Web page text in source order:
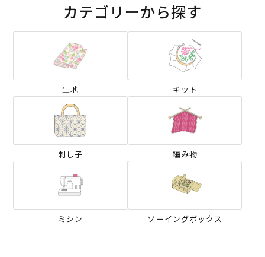
カテゴリーから探す
生地 キット
刺し子 編み物
ミシン ソーイングボックス